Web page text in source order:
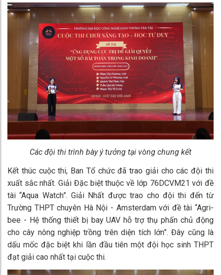
Các đội thi trình bày ý tưởng tại vòng chung kết
Kết thúc cuộc thi, Ban Tổ chức đã trao giải cho các đội thi
xuất sắc nhất. Giải Đặc biệt thuộc về lớp 76DCVM21 với đề
tài “Aqua Watch”. Giải Nhất được trao cho đội thi đến từ
Trường THPT chuyên Hà Nội - Amsterdam với đề tài “Agri-
bee - Hệ thống thiết bị bay UAV hỗ trợ thụ phấn chủ động
cho cây nông nghiệp trồng trên diện tích lớn”. Đây cũng là
dấu mốc đặc biệt khi lần đầu tiên một đội học sinh THPT
đạt giải cao nhất tại cuộc thi.